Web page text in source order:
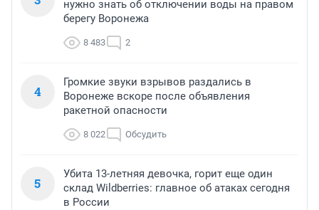
нужно знать об отключении воды на правом
берегу Воронежа
8 483 2
4
Громкие звуки взрывов раздались в
Воронеже вскоре после объявления
ракетной опасности
8 022 Обсудить
5
Убита 13-летняя девочка, горит еще один
склад Wildberries: главное об атаках сегодня
в России